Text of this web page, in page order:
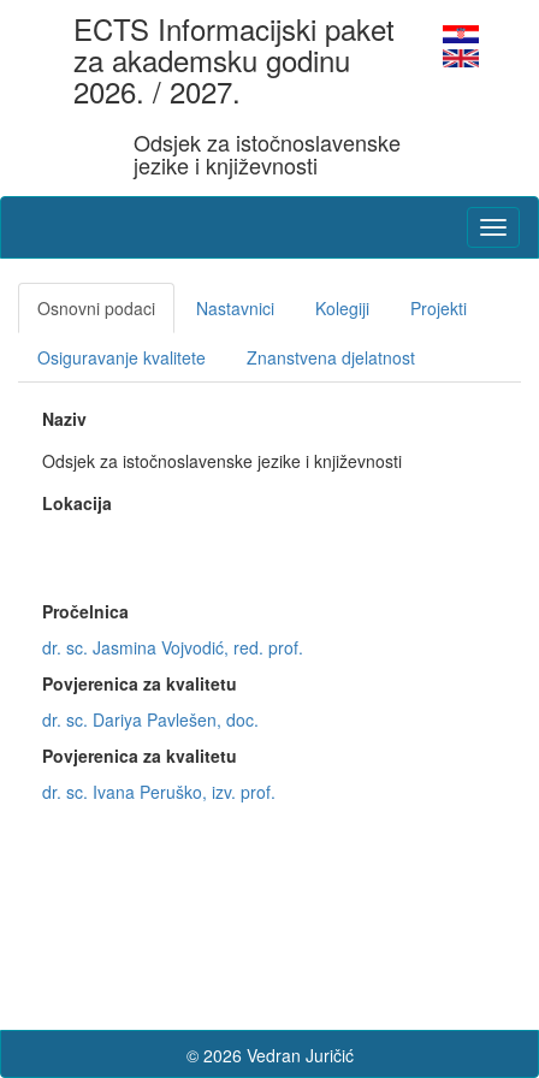
ECTS Informacijski paket
za akademsku godinu
2026. / 2027.
Odsjek za istočnoslavenske
jezike i književnosti
Osnovni podaci Nastavnici Kolegiji Projekti
Osiguravanje kvalitete Znanstvena djelatnost
Naziv
Odsjek za istočnoslavenske jezike i književnosti
Lokacija
Pročelnica
dr. sc. Jasmina Vojvodić, red. prof.
Povjerenica za kvalitetu
dr. sc. Dariya Pavlešen, doc.
Povjerenica za kvalitetu
dr. sc. Ivana Peruško, izv. prof.
© 2026 Vedran Juričić